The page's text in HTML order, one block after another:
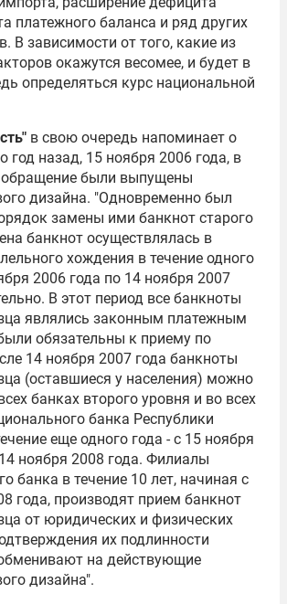
платежного баланса и ряд других
В зависимости от того, какие из
окажутся весомее, и будет в
определяться курс национальной
в свою очередь напоминает о
год назад, 15 ноября 2006 года, в
обращение были выпущены
дизайна. "Одновременно был
замены ими банкнот старого
банкнот осуществлялась в
хождения в течение одного
2006 года по 14 ноября 2007
В этот период все банкноты
являлись законным платежным
обязательны к приему по
14 ноября 2007 года банкноты
(оставшиеся у населения) можно
банках второго уровня и во всех
банка Республики
еще одного года - с 15 ноября
ноября 2008 года. Филиалы
банка в течение 10 лет, начиная с
года, производят прием банкнот
от юридических и физических
их подлинности
на действующие
дизайна".